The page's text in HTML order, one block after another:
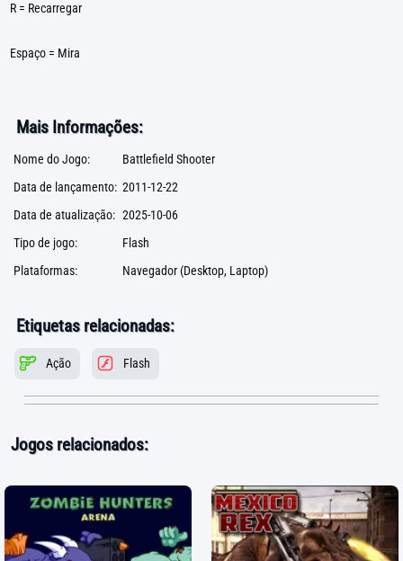
R = Recarregar
Espaço = Mira
Mais Informações:
Nome do Jogo:
Battlefield Shooter
Data de lançamento: 2011-12-22
Data de atualização: 2025-10-06
Tipo de jogo:
Flash
Plataformas:
Navegador (Desktop, Laptop)
Etiquetas relacionadas:
Ação Flash
Jogos relacionados: